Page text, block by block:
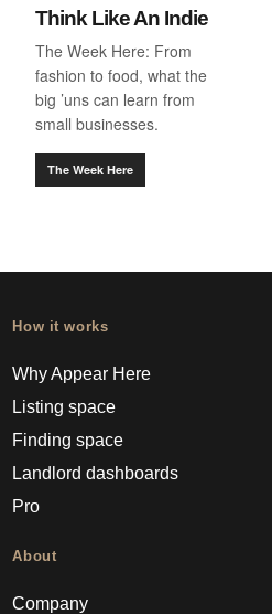
Think Like An Indie
The Week Here: From
fashion to food, what the
big ’uns can learn from
small businesses.
The Week Here
How it works
Why Appear Here
Listing space
Finding space
Landlord dashboards
Pro
About
Company